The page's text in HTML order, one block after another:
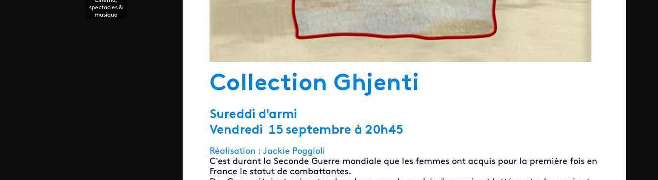
spectacles &
musique
Collection Ghjenti
Sureddi d'armi
Vendredi 15 septembre à 20h45
Réalisation : Jackie Poggioli
C’est durant la Seconde Guerre mondiale que les femmes ont acquis pour la première fois en
France le statut de combattantes.